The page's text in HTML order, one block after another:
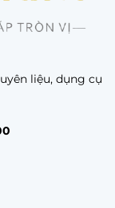
liệu, dụng cụ